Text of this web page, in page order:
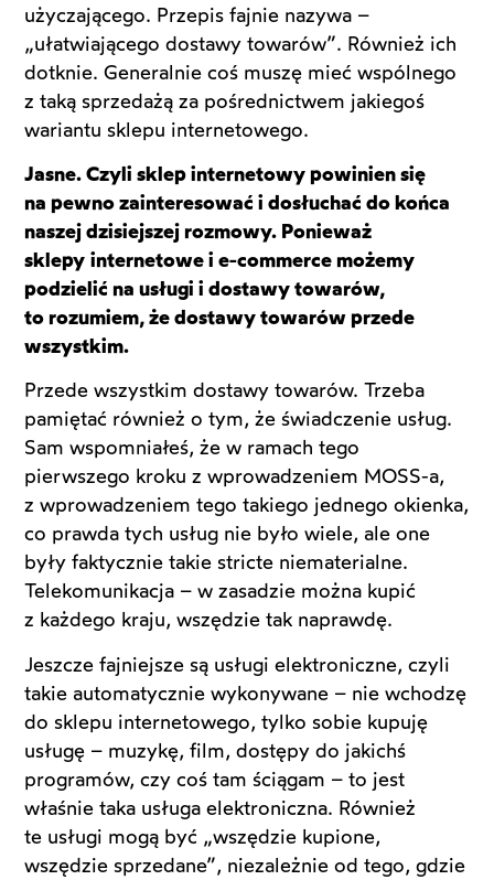
użyczającego. Przepis fajnie nazywa –
„ułatwiającego dostawy towarów”. Również ich
dotknie. Generalnie coś muszę mieć wspólnego
z taką sprzedażą za pośrednictwem jakiegoś
wariantu sklepu internetowego.
Jasne. Czyli sklep internetowy powinien się
na pewno zainteresować i dosłuchać do końca
naszej dzisiejszej rozmowy. Ponieważ
sklepy internetowe i e-commerce możemy
podzielić na usługi i dostawy towarów,
to rozumiem, że dostawy towarów przede
wszystkim.
Przede wszystkim dostawy towarów. Trzeba
pamiętać również o tym, że świadczenie usług.
Sam wspomniałeś, że w ramach tego
pierwszego kroku z wprowadzeniem MOSS-a,
z wprowadzeniem tego takiego jednego okienka,
co prawda tych usług nie było wiele, ale one
były faktycznie takie stricte niematerialne.
Telekomunikacja – w zasadzie można kupić
z każdego kraju, wszędzie tak naprawdę.
Jeszcze fajniejsze są usługi elektroniczne, czyli
takie automatycznie wykonywane – nie wchodzę
do sklepu internetowego, tylko sobie kupuję
usługę – muzykę, film, dostępy do jakichś
programów, czy coś tam ściągam – to jest
właśnie taka usługa elektroniczna. Również
te usługi mogą być „wszędzie kupione,
wszędzie sprzedane”, niezależnie od tego, gdzie